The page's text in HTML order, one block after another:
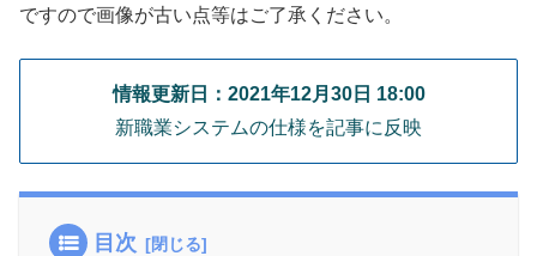
ですので画像が古い点等はご了承ください。
情報更新日：2021年12月30日 18:00
新職業システムの仕様を記事に反映
目次